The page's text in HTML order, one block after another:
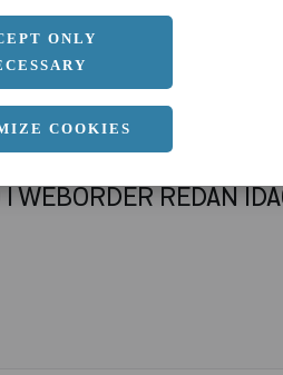
ONLY
COOKIES
WEBORDER REDAN